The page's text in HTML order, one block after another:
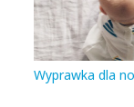
Wyprawka dla